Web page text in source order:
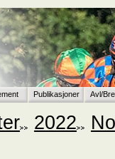
Publikasjoner Avl/
2022